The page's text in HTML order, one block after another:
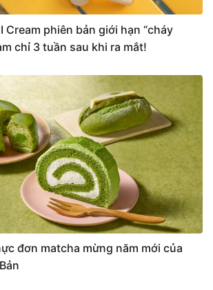
Cream phiên bản giới hạn “cháy
chỉ 3 tuần sau khi ra mắt!
đơn matcha mừng năm mới của